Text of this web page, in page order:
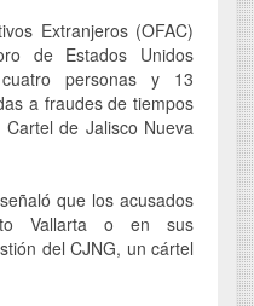
Extranjeros (OFAC)
de Estados Unidos
personas y 13
a fraudes de tiempos
de Jalisco Nueva
que los acusados
Vallarta o en sus
del CJNG, un cártel